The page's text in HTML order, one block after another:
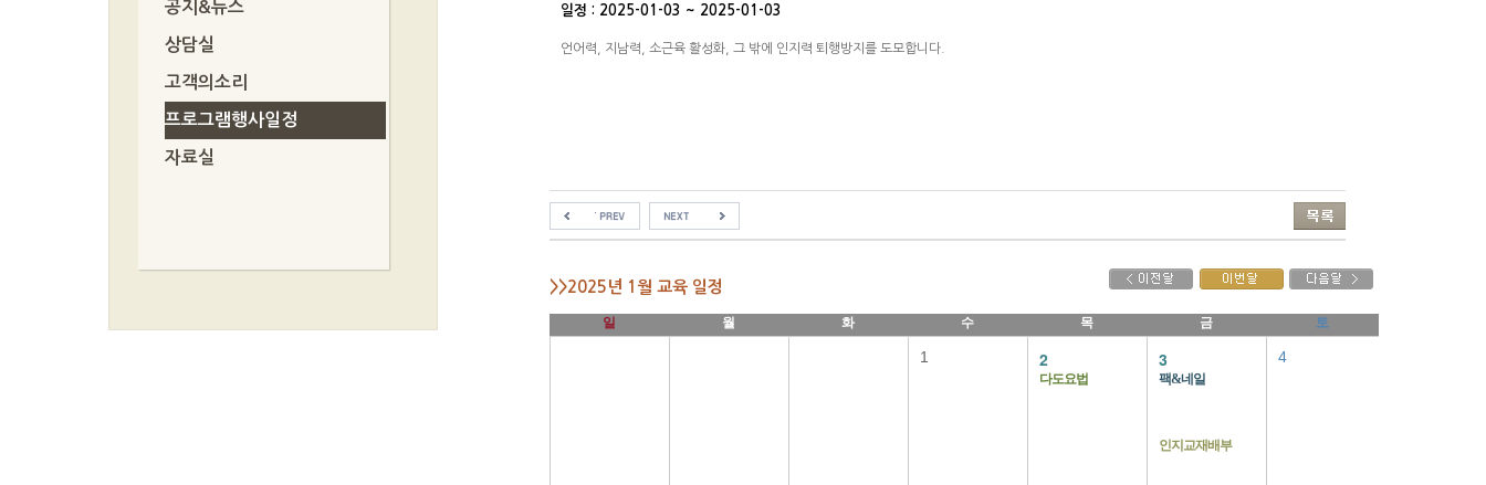
공지&뉴스
상담실
고객의소리
프로그램행사일정
자료실
일정 : 2025-01-03 ~ 2025-01-03
언어력, 지남력, 소근육 활성화, 그 밖에 인지력 퇴행방지를 도모합니다.
>>2025년 1월 교육 일정
일 월 화 수 목 금 토
1 2
다도요법
3
팩&네일
인지교재배부
4